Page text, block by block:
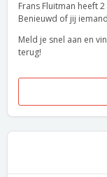
Frans Fluitman heeft
Benieuwd of jij
Meld je snel aan en
terug!